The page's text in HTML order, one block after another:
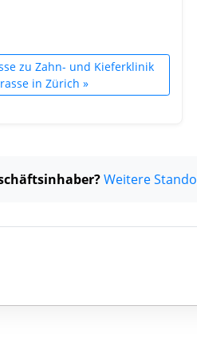
zu Zahn- und Kieferklinik
in Zürich »
Weitere